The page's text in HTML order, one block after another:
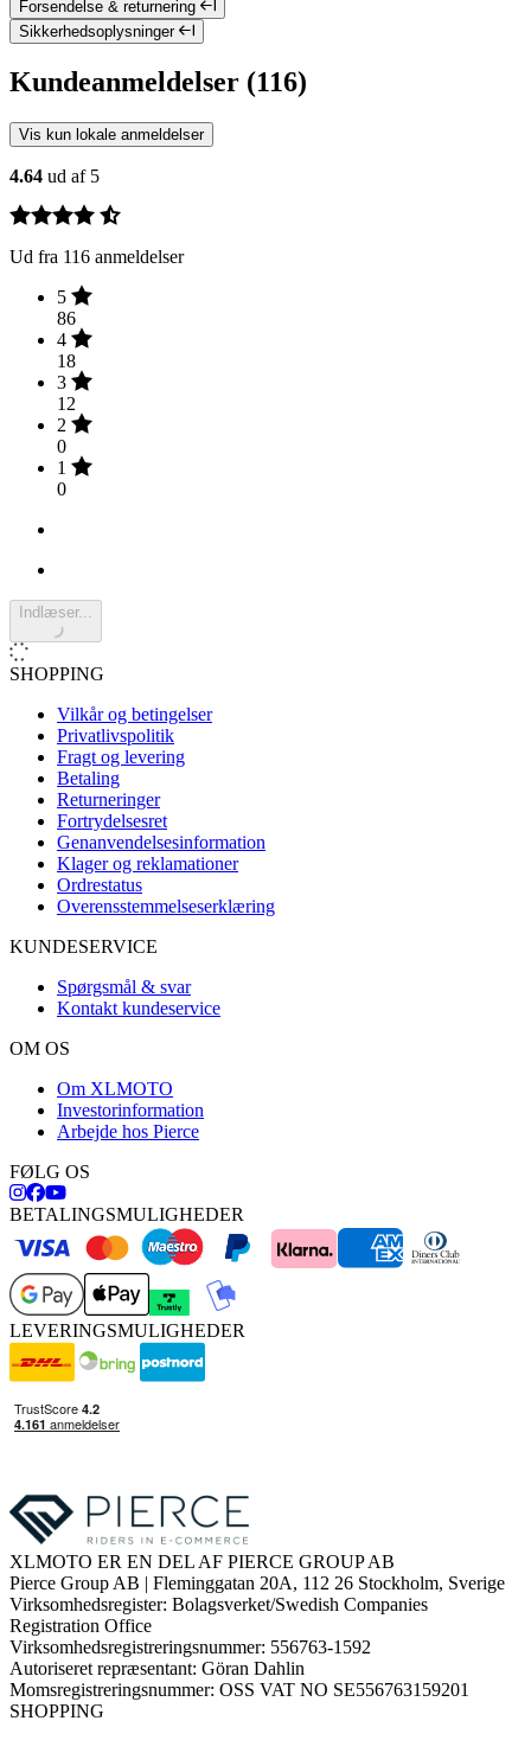
Forsendelse & returnering
Sikkerhedsoplysninger
Kundeanmeldelser (116)
Vis kun lokale anmeldelser
4.64 ud af 5
Ud fra 116 anmeldelser
5
86
4
18
3
12
2
0
1
0
Indlæser...
SHOPPING
Vilkår og betingelser
Privatlivspolitik
Fragt og levering
Betaling
Returneringer
Fortrydelsesret
Genanvendelsesinformation
Klager og reklamationer
Ordrestatus
Overensstemmelseserklæring
KUNDESERVICE
Spørgsmål & svar
Kontakt kundeservice
OM OS
Om XLMOTO
Investorinformation
Arbejde hos Pierce
FØLG OS
BETALINGSMULIGHEDER
LEVERINGSMULIGHEDER
XLMOTO ER EN DEL AF PIERCE GROUP AB
Pierce Group AB | Fleminggatan 20A, 112 26 Stockholm, Sverige
Virksomhedsregister: Bolagsverket/Swedish Companies
Registration Office
Virksomhedsregistreringsnummer: 556763-1592
Autoriseret repræsentant: Göran Dahlin
Momsregistreringsnummer: OSS VAT NO SE556763159201
SHOPPING